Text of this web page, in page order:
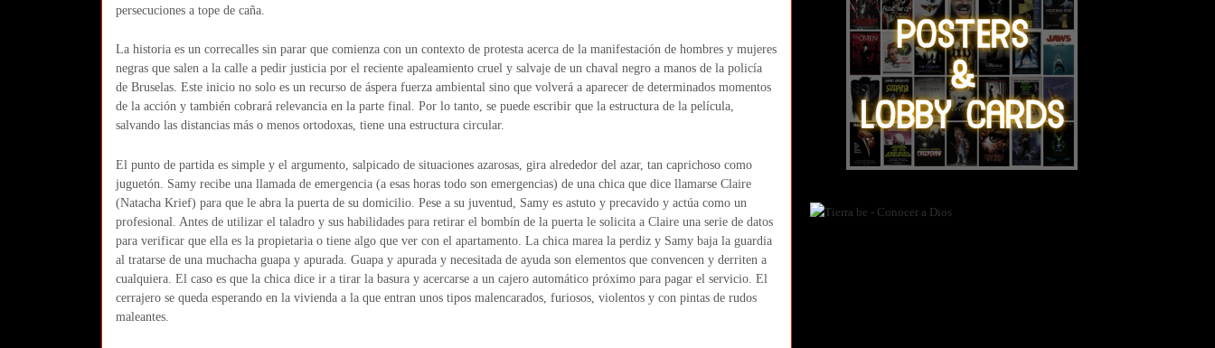
persecuciones a tope de caña.
La historia es un correcalles sin parar que comienza con un contexto de protesta acerca de la manifestación de hombres y mujeres
negras que salen a la calle a pedir justicia por el reciente apaleamiento cruel y salvaje de un chaval negro a manos de la policía
de Bruselas. Este inicio no solo es un recurso de áspera fuerza ambiental sino que volverá a aparecer de determinados momentos
de la acción y también cobrará relevancia en la parte final. Por lo tanto, se puede escribir que la estructura de la película,
salvando las distancias más o menos ortodoxas, tiene una estructura circular.
El punto de partida es simple y el argumento, salpicado de situaciones azarosas, gira alrededor del azar, tan caprichoso como
juguetón. Samy recibe una llamada de emergencia (a esas horas todo son emergencias) de una chica que dice llamarse Claire
(Natacha Krief) para que le abra la puerta de su domicilio. Pese a su juventud, Samy es astuto y precavido y actúa como un
profesional. Antes de utilizar el taladro y sus habilidades para retirar el bombín de la puerta le solicita a Claire una serie de datos
para verificar que ella es la propietaria o tiene algo que ver con el apartamento. La chica marea la perdiz y Samy baja la guardia
al tratarse de una muchacha guapa y apurada. Guapa y apurada y necesitada de ayuda son elementos que convencen y derriten a
cualquiera. El caso es que la chica dice ir a tirar la basura y acercarse a un cajero automático próximo para pagar el servicio. El
cerrajero se queda esperando en la vivienda a la que entran unos tipos malencarados, furiosos, violentos y con pintas de rudos
maleantes.